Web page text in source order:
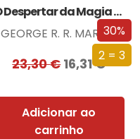
30%
2 = 3
O Despertar da Magia (Edição especial limitada)
GEORGE R. R. MARTIN
23,30€16,31€
Adicionar ao
carrinho